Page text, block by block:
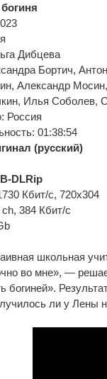
Дибцева
Бортич,
Александр
Илья Соболев,
Россия
01:38:54
(русский)
DLRip
Кбит/с, 720x304
384 Кбит/с
школьная
во мне», —
богиней».
ли у Лены